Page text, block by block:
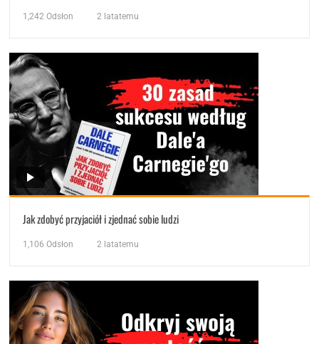
1,242 Odsłon 2 latatemu
Jak zdobyć przyjaciół i zjednać sobie ludzi
1,106 Odsłon 2 latatemu